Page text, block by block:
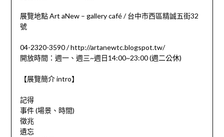
展覽地點 Art aNew – gallery café / 台中市西區精誠五街32
號
04-2320-3590 / http://artanewtc.blogspot.tw/
開放時間：週一、週三~週日14:00~23:00 (週二公休)
【展覽簡介 intro】
記得
事件 (場景、時間)
徵兆
遺忘